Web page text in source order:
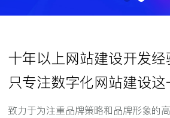
十年以上网站建设开发经
只专注数字化网站建设
致力于为注重品牌策略和品牌形象的